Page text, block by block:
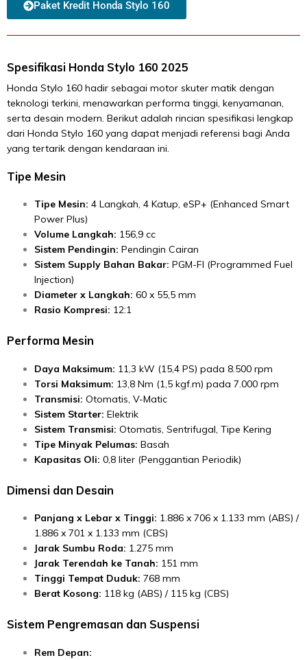
Paket Kredit Honda Stylo 160
Spesifikasi Honda Stylo 160 2025
Honda Stylo 160 hadir sebagai motor skuter matik dengan
teknologi terkini, menawarkan performa tinggi, kenyamanan,
serta desain modern. Berikut adalah rincian spesifikasi lengkap
dari Honda Stylo 160 yang dapat menjadi referensi bagi Anda
yang tertarik dengan kendaraan ini.
Tipe Mesin
Tipe Mesin: 4 Langkah, 4 Katup, eSP+ (Enhanced Smart
Power Plus)
Volume Langkah: 156,9 cc
Sistem Pendingin: Pendingin Cairan
Sistem Supply Bahan Bakar: PGM-FI (Programmed Fuel
Injection)
Diameter x Langkah: 60 x 55,5 mm
Rasio Kompresi: 12:1
Performa Mesin
Daya Maksimum: 11,3 kW (15,4 PS) pada 8.500 rpm
Torsi Maksimum: 13,8 Nm (1,5 kgf.m) pada 7.000 rpm
Transmisi: Otomatis, V-Matic
Sistem Starter: Elektrik
Sistem Transmisi: Otomatis, Sentrifugal, Tipe Kering
Tipe Minyak Pelumas: Basah
Kapasitas Oli: 0,8 liter (Penggantian Periodik)
Dimensi dan Desain
Panjang x Lebar x Tinggi: 1.886 x 706 x 1.133 mm (ABS) /
1.886 x 701 x 1.133 mm (CBS)
Jarak Sumbu Roda: 1.275 mm
Jarak Terendah ke Tanah: 151 mm
Tinggi Tempat Duduk: 768 mm
Berat Kosong: 118 kg (ABS) / 115 kg (CBS)
Sistem Pengremasan dan Suspensi
Rem Depan: